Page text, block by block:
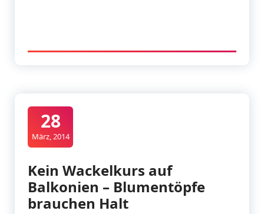
28
März, 2014
Kein Wackelkurs auf
Balkonien – Blumentöpfe
brauchen Halt